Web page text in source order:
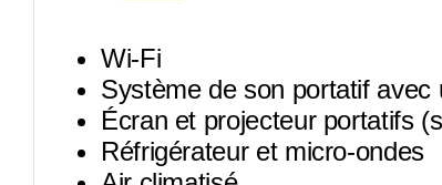
Wi-Fi
Système de son portatif
Écran et projecteur portatifs
Réfrigérateur et micro-ondes